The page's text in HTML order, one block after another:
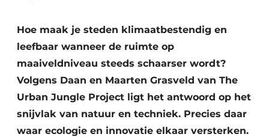
Hoe maak je steden klimaatbestendig en
leefbaar wanneer de ruimte op
maaiveldniveau steeds schaarser wordt?
Volgens Daan en Maarten Grasveld van The
Urban Jungle Project ligt het antwoord op het
snijvlak van natuur en techniek. Precies daar
waar ecologie en innovatie elkaar versterken.